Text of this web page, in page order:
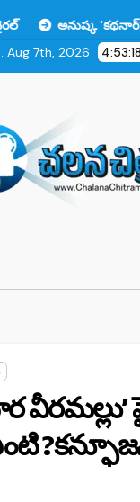
‘కథనార్’ ట్రైలర్ ..
Aug 7th, 2026
వీరమల్లు’